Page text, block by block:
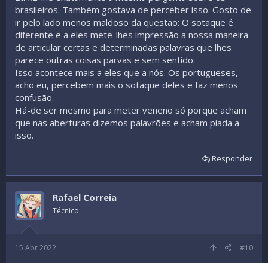
brasileiros. Também gostava de perceber isso. Gosto de
ir pelo lado menos maldoso da questão: O sotaque é
diferente e a eles mete-lhes impressão a nossa maneira
de articular certas e determinadas palavras que lhes
parece outras coisas parvas e sem sentido.
Isso acontece mais a eles que a nós. Os portugueses,
acho eu, percebem mais o sotaque deles e faz menos
confusão.
Há-de ser mesmo para meter veneno só porque acham
que nas aberturas dizemos palavrões e acham piada a
isso.
Responder
Rafael Correia
Técnico
15 Abr 2022 #10